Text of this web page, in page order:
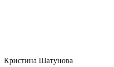
Кристина Шатунова